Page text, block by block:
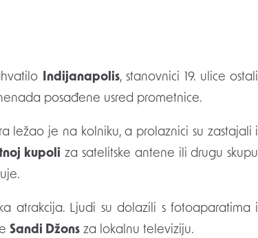
Indijanapolis, stanovnici 19. ulice ostali
posađene usred prometnice.
ležao je na kolniku, a prolaznici su zastajali i
kupoli za satelitske antene ili drugu skupu
atrakcija. Ljudi su dolazili s fotoaparatima i
Sandi Džons za lokalnu televiziju.